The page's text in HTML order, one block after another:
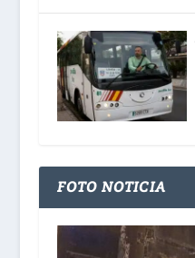
FOTO NOTICIA